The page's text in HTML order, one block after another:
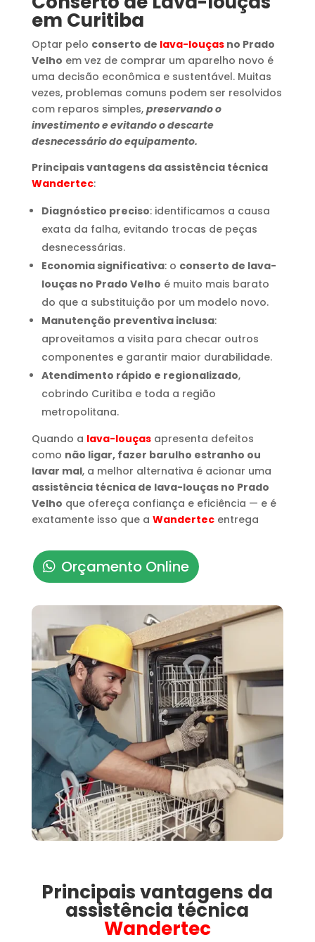
em Curitiba
Optar pelo conserto de lava-louçasno Prado
Velho em vez de comprar um aparelho novo é
uma decisão econômica e sustentável. Muitas
vezes, problemas comuns podem ser resolvidos
com reparos simples, preservando o
investimento e evitando o descarte
desnecessário do equipamento.
Principais vantagens da assistência técnica
Wandertec:
Diagnóstico preciso: identificamos a causa
exata da falha, evitando trocas de peças
desnecessárias.
Economia significativa: o conserto de lava-
louças no Prado Velho é muito mais barato
do que a substituição por um modelo novo.
Manutenção preventiva inclusa:
aproveitamos a visita para checar outros
componentes e garantir maior durabilidade.
Atendimento rápido e regionalizado,
cobrindo Curitiba e toda a região
metropolitana.
Quando a lava-louçasapresenta defeitos
como não ligar, fazer barulho estranho ou
lavar mal, a melhor alternativa é acionar uma
assistência técnica de lava-louças no Prado
Velho que ofereça confiança e eficiência — e é
exatamente isso que a Wandertec entrega
Orçamento Online
Principais vantagens da
assistência técnica
Wandertec